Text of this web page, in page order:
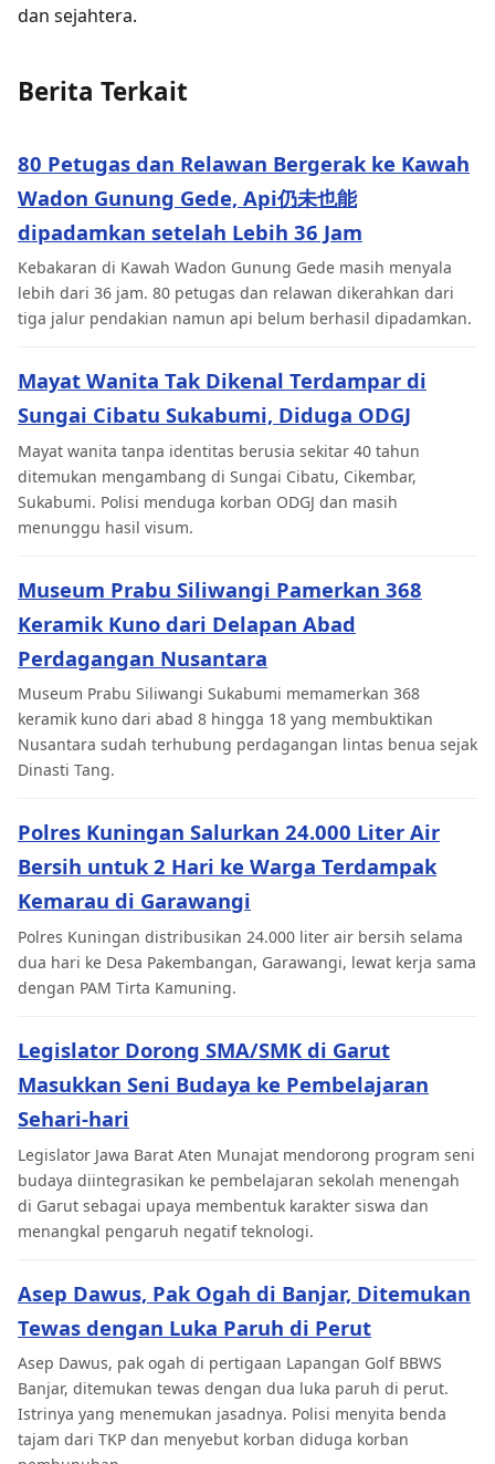
dan sejahtera.
Berita Terkait
80 Petugas dan Relawan Bergerak ke Kawah
Wadon Gunung Gede, Api仍未也能
dipadamkan setelah Lebih 36 Jam
Kebakaran di Kawah Wadon Gunung Gede masih menyala
lebih dari 36 jam. 80 petugas dan relawan dikerahkan dari
tiga jalur pendakian namun api belum berhasil dipadamkan.
Mayat Wanita Tak Dikenal Terdampar di
Sungai Cibatu Sukabumi, Diduga ODGJ
Mayat wanita tanpa identitas berusia sekitar 40 tahun
ditemukan mengambang di Sungai Cibatu, Cikembar,
Sukabumi. Polisi menduga korban ODGJ dan masih
menunggu hasil visum.
Museum Prabu Siliwangi Pamerkan 368
Keramik Kuno dari Delapan Abad
Perdagangan Nusantara
Museum Prabu Siliwangi Sukabumi memamerkan 368
keramik kuno dari abad 8 hingga 18 yang membuktikan
Nusantara sudah terhubung perdagangan lintas benua sejak
Dinasti Tang.
Polres Kuningan Salurkan 24.000 Liter Air
Bersih untuk 2 Hari ke Warga Terdampak
Kemarau di Garawangi
Polres Kuningan distribusikan 24.000 liter air bersih selama
dua hari ke Desa Pakembangan, Garawangi, lewat kerja sama
dengan PAM Tirta Kamuning.
Legislator Dorong SMA/SMK di Garut
Masukkan Seni Budaya ke Pembelajaran
Sehari-hari
Legislator Jawa Barat Aten Munajat mendorong program seni
budaya diintegrasikan ke pembelajaran sekolah menengah
di Garut sebagai upaya membentuk karakter siswa dan
menangkal pengaruh negatif teknologi.
Asep Dawus, Pak Ogah di Banjar, Ditemukan
Tewas dengan Luka Paruh di Perut
Asep Dawus, pak ogah di pertigaan Lapangan Golf BBWS
Banjar, ditemukan tewas dengan dua luka paruh di perut.
Istrinya yang menemukan jasadnya. Polisi menyita benda
tajam dari TKP dan menyebut korban diduga korban